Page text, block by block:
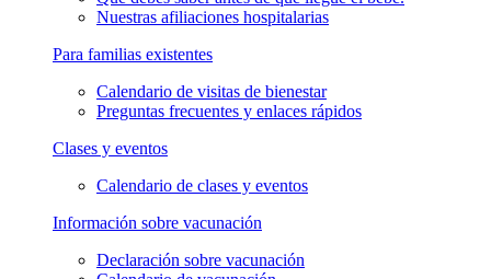
Nuestras afiliaciones hospitalarias
Para familias existentes
Calendario de visitas de bienestar
Preguntas frecuentes y enlaces rápidos
Clases y eventos
Calendario de clases y eventos
Información sobre vacunación
Declaración sobre vacunación